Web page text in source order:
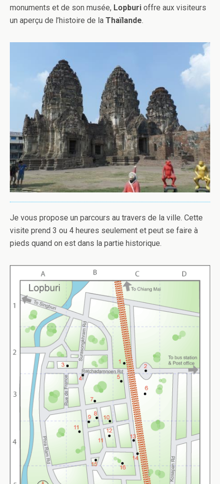
monuments et de son musée, Lopburi offre aux visiteurs
un aperçu de l’histoire de la Thaïlande.
Je vous propose un parcours au travers de la ville. Cette
visite prend 3 ou 4 heures seulement et peut se faire à
pieds quand on est dans la partie historique.